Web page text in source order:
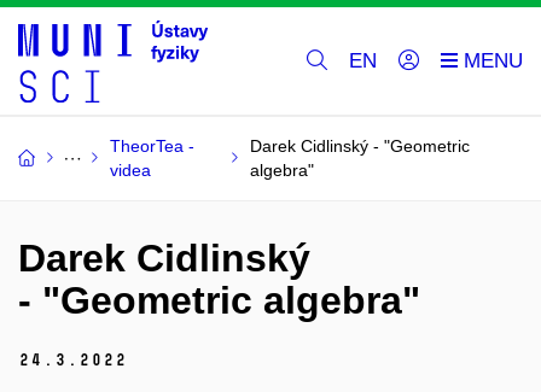
EN
TheorTea -
videa
Darek Cidlinský - "Geometric
algebra"
Darek Cidlinský
- "Geometric algebra"
24. 3. 2022